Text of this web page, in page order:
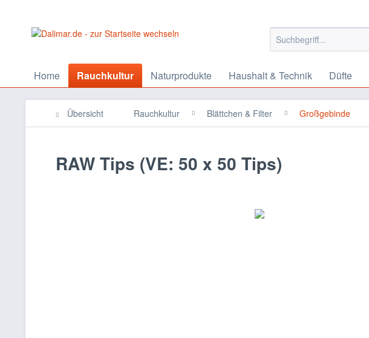
Home Rauchkultur Naturprodukte Haushalt & Technik Düfte
Übersicht Rauchkultur Blättchen & Filter Großgebinde
RAW Tips (VE: 50 x 50 Tips)